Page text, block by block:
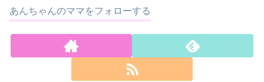
あんちゃんのママをフォローする